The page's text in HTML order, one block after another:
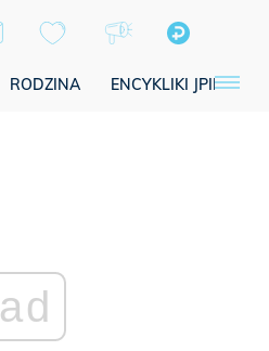
RODZINA ENCYKLIKI JPII
ad